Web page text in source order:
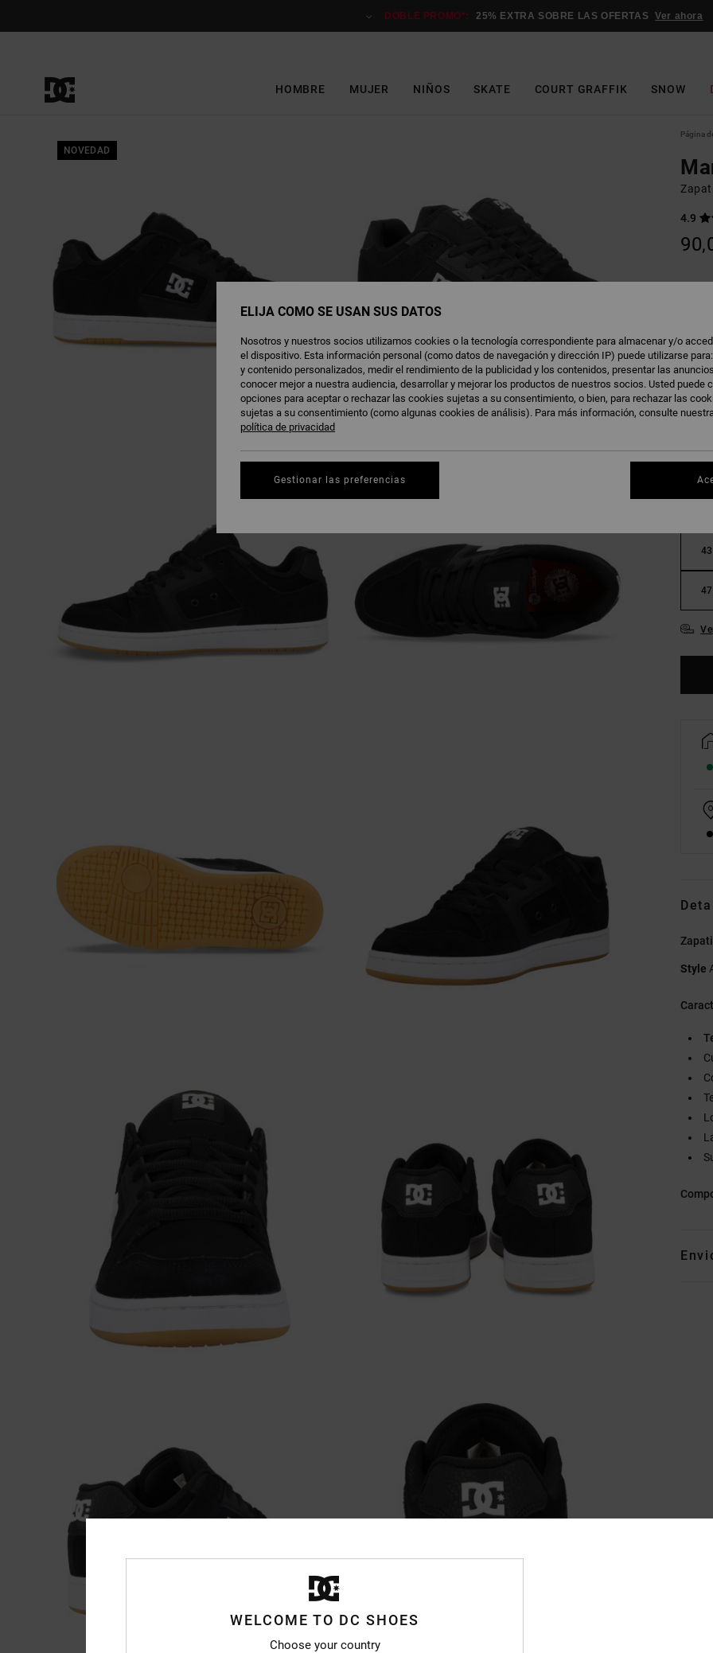
DOBLE PROMO*: 25% EXTRA SOBRE LAS OFERTAS Ver ahora
HOMBRE MUJER NIÑOS SKATE COURT GRAFFIK SNOW
NOVEDAD
Página
4.9
43
47
Style
WELCOME TO DC SHOES
Choose your country
ELIJA CÓMO SE USAN SUS DATOS
Nosotros y nuestros socios utilizamos cookies o la tecnología correspondiente para almacenar y/o
el dispositivo. Esta información personal (como datos de navegación y dirección IP) puede utilizarse
y contenido personalizados, medir el rendimiento de la publicidad y los contenidos, presentar las
conocer mejor a nuestra audiencia, desarrollar y mejorar los productos de nuestros socios. Usted puede
opciones para aceptar o rechazar las cookies sujetas a su consentimiento, o bien, para rechazar las
sujetas a su consentimiento (como algunas cookies de análisis). Para más información, consulte
política de privacidad
Gestionar las preferencias